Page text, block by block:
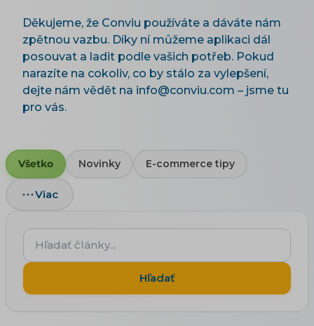
Děkujeme, že Conviu používáte a dáváte nám
zpětnou vazbu. Díky ní můžeme aplikaci dál
posouvat a ladit podle vašich potřeb. Pokud
narazíte na cokoliv, co by stálo za vylepšení,
dejte nám vědět na info@conviu.com – jsme tu
pro vás.
Všetko Novinky E-commerce tipy
Viac
Hľadať
články...
Hľadať